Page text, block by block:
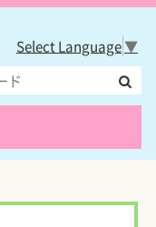
Select Language▼